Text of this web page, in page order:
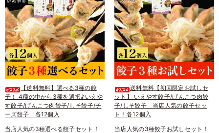
【送料無料】選べる3種の餃
子！ 4種の中から3種を選択♪いえや
す餃子/げんこつ肉餃子/しそ餃子/チ
ーズ餃子 各12個入
当店人気の3種選べる餃子セット！
送料無料【初回限定お試しセ
ット】 いえやす餃子/げんこつ肉餃
子/しそ餃子 当店人気の餃子セッ
ト！各12個入
当店人気の3種餃子お試しセット！